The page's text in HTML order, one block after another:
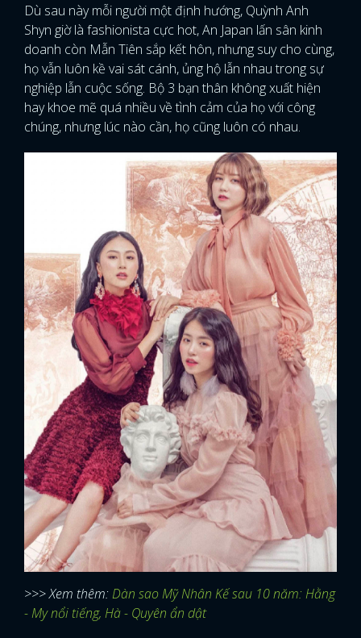
Dù sau này mỗi người một định hướng, Quỳnh Anh
Shyn giờ là fashionista cực hot, An Japan lấn sân kinh
doanh còn Mẫn Tiên sắp kết hôn, nhưng suy cho cùng,
họ vẫn luôn kề vai sát cánh, ủng hộ lẫn nhau trong sự
nghiệp lẫn cuộc sống. Bộ 3 bạn thân không xuất hiện
hay khoe mẽ quá nhiều về tình cảm của họ với công
chúng, nhưng lúc nào cần, họ cũng luôn có nhau.
>>> Xem thêm:Dàn sao Mỹ Nhân Kế sau 10 năm: Hằng
- My nổi tiếng, Hà - Quyên ẩn dật